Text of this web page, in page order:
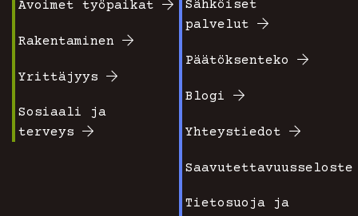
valikko
1
Avoimet työpaikat
Rakentaminen
Yrittäjyys
Sosiaali ja
terveys
Footer
2
Sähköiset
palvelut
Päätöksenteko
Blogi
Yhteystiedot
Saavutettavuusseloste
Tietosuoja ja